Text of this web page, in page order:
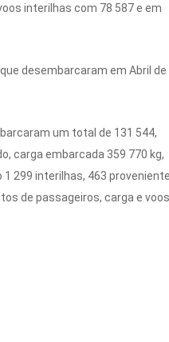
interilhas com 78 587 e em
desembarcaram em Abril de
um total de 131 544,
carga embarcada 359 770 kg,
1 299 interilhas, 463
de passageiros, carga e voos